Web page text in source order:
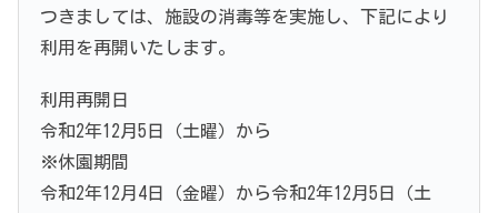
つきましては、施設の消毒等を実施し、下記により
利用を再開いたします。
利用再開日
令和2年12月5日（土曜）から
※休園期間
令和2年12月4日（金曜）から令和2年12月5日（土